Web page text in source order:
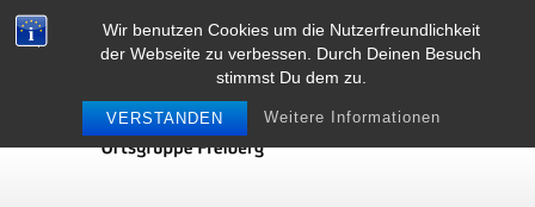
Wir benutzen Cookies um die Nutzerfreundlichkeit
der Webseite zu verbessen. Durch Deinen Besuch
stimmst Du dem zu.
VERSTANDEN Weitere Informationen
Skip
to